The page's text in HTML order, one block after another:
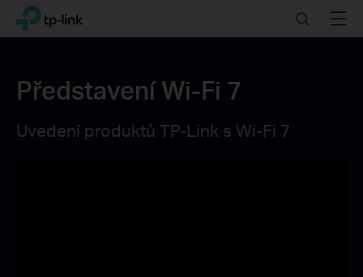
Click
navigation
TP-Link, Reliably Smart SearchMenu
Představení Wi-Fi 7
Uvedení produktů TP-Link s Wi-Fi 7